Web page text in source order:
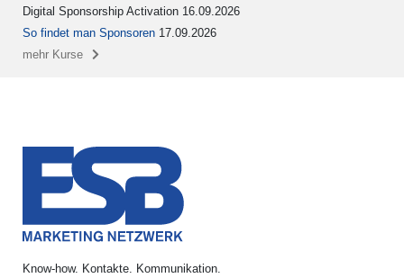
Digital Sponsorship Activation 16.09.2026
So findet man Sponsoren 17.09.2026
mehr Kurse
Know-how. Kontakte. Kommunikation.